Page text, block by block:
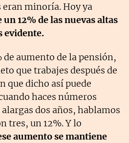
minoría. Hoy ya
12% de las nuevas altas
evidente.
de aumento de la pensión,
que trabajes después de
que dicho así puede
haces números
dos años, hablamos
tres, un 12%. Y lo
aumento se mantiene